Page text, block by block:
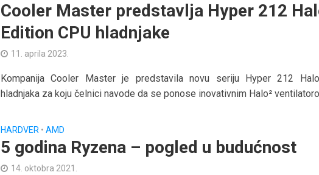
Cooler Master predstavlja Hyper 212
Edition CPU hladnjake
11. aprila 2023.
Kompanija Cooler Master je predstavila novu seriju Hyper 212
hladnjaka za koju čelnici navode da se ponose inovativnim Halo²
HARDVER • AMD
5 godina Ryzena – pogled u budućnost
14. oktobra 2021.